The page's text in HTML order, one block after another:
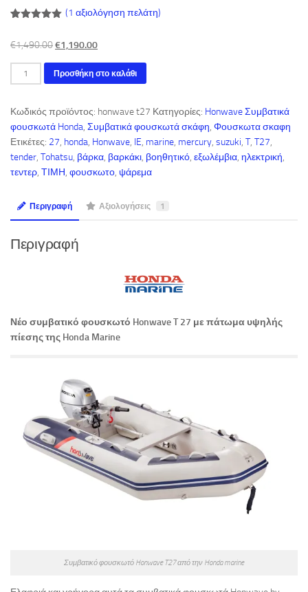
5 με βάση
πελάτη
(1 αξιολόγηση πελάτη)
€1,490.00Original
was:
€1,190.00Η
τιμή
Συμβατικό
φουσκωτόHonwave
27
με
πάτωμα
υψηλής
πίεσης
Honda
Marine
Marine
Προσθήκη στο καλάθι
Κωδικός προϊόντος: honwave t27 Κατηγορίες: Honwave Συμβατικά
φουσκωτά Honda, Συμβατικά φουσκωτά σκάφη, Φουσκωτα σκαφη
Ετικέτες: 27, honda, Honwave, IE, marine, mercury, suzuki, T, T27,
tender, Tohatsu, βάρκα, βαρκάκι, βοηθητικό, εξωλέμβια, ηλεκτρική,
τεντερ, ΤΙΜΗ, φουσκωτο, ψάρεμα
Περιγραφή Αξιολογήσεις 1
Περιγραφή
Νέο συμβατικό φουσκωτό Honwave T 27 με πάτωμα υψηλής
πίεσης της Honda Marine
Συμβατικό φουσκωτό Honwave T27 από την Honda marine